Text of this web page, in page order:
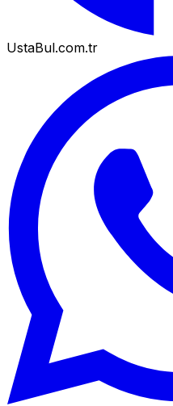
UstaBul.com.tr